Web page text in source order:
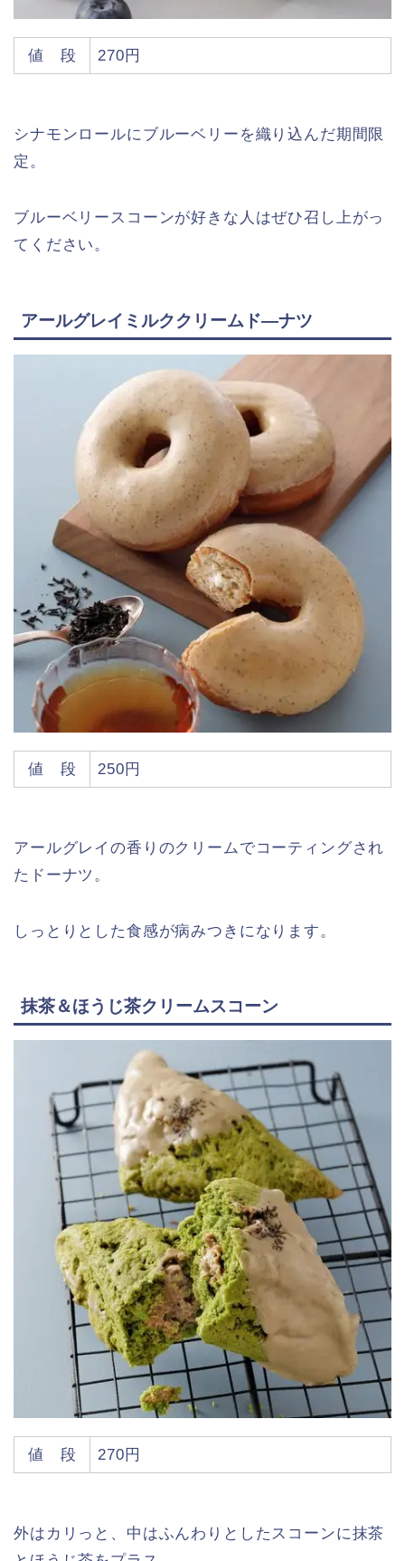
値 段 270円
シナモンロールにブルーベリーを織り込んだ期間限
定。
ブルーベリースコーンが好きな人はぜひ召し上がっ
てください。
アールグレイミルククリームド―ナツ
値 段 250円
アールグレイの香りのクリームでコーティングされ
たドーナツ。
しっとりとした食感が病みつきになります。
抹茶＆ほうじ茶クリームスコーン
値 段 270円
外はカリっと、中はふんわりとしたスコーンに抹茶